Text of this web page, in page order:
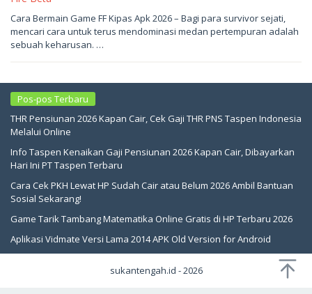
Mei
2026
oleh
sukantengah
Cara Bermain Game FF Kipas Apk 2026 – Bagi para survivor sejati,
mencari cara untuk terus mendominasi medan pertempuran adalah
sebuah keharusan. …
Pos-pos Terbaru
THR Pensiunan 2026 Kapan Cair, Cek Gaji THR PNS Taspen Indonesia
Melalui Online
Info Taspen Kenaikan Gaji Pensiunan 2026 Kapan Cair, Dibayarkan
Hari Ini PT Taspen Terbaru
Cara Cek PKH Lewat HP Sudah Cair atau Belum 2026 Ambil Bantuan
Sosial Sekarang!
Game Tarik Tambang Matematika Online Gratis di HP Terbaru 2026
Aplikasi Vidmate Versi Lama 2014 APK Old Version for Android
sukantengah.id - 2026